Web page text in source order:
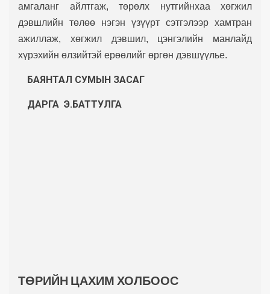
амгаланг айлтгаж, төрөлх нутгийнхаа хөгжил
дэвшлийн төлөө нэгэн үзүүрт сэтгэлээр хамтран
ажиллаж, хөгжил дэвшил, цэнгэлийн манлайд
хүрэхийн өлзийтэй ерөөлийг өргөн дэвшүүлье.
БАЯНТАЛ СУМЫН ЗАСАГ
ДАРГА Э.БАТТУЛГА
ТӨРИЙН ЦАХИМ ХОЛБООС